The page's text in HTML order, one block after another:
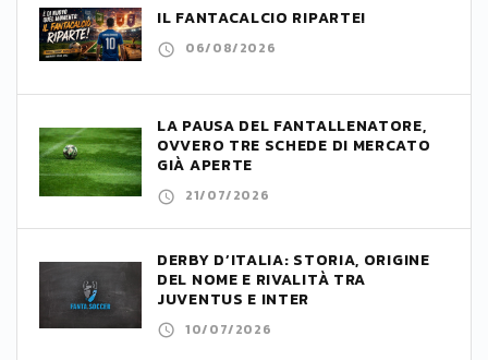
IL FANTACALCIO RIPARTE!
06/08/2026
LA PAUSA DEL FANTALLENATORE,
OVVERO TRE SCHEDE DI MERCATO
GIÀ APERTE
21/07/2026
DERBY D’ITALIA: STORIA, ORIGINE
DEL NOME E RIVALITÀ TRA
JUVENTUS E INTER
10/07/2026